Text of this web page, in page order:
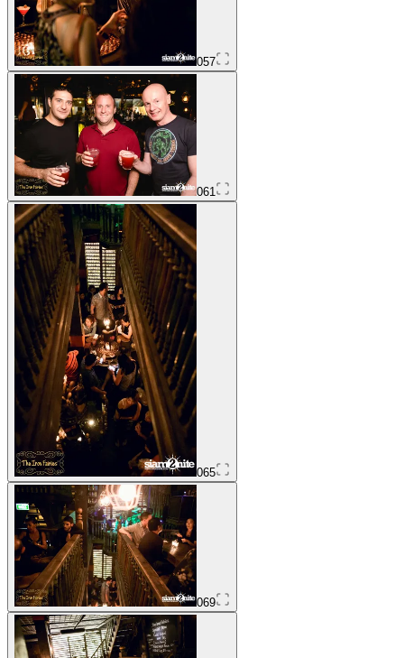
057
061
065
069